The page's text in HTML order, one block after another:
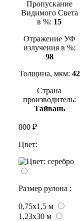
Пропускание
Видимого Света
в %: 15
Отражение УФ
излучения в %:
98
Толщина, мкм: 42
Страна
производитель:
Тайвань
800 ₽
Цвет:
Размер рулона :
0,75х1,5 м
1,23x30 м